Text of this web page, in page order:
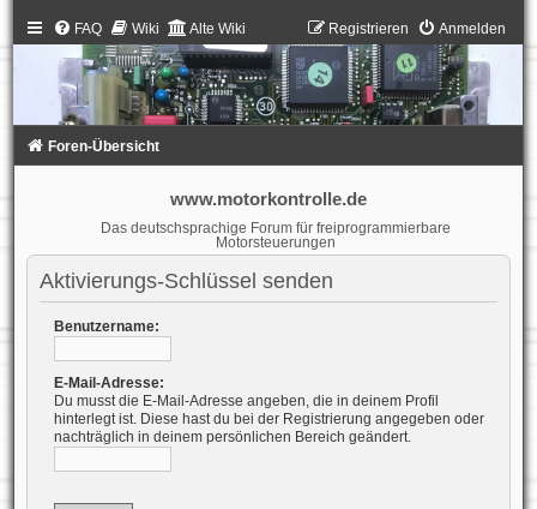
FAQ Wiki Alte Wiki Anmelden
Registrieren
Foren-Übersicht
www.motorkontrolle.de
Das deutschsprachige Forum für freiprogrammierbare
Motorsteuerungen
Aktivierungs-Schlüssel senden
Benutzername:
E-Mail-Adresse:
Du musst die E-Mail-Adresse angeben, die in deinem Profil
hinterlegt ist. Diese hast du bei der Registrierung angegeben oder
nachträglich in deinem persönlichen Bereich geändert.